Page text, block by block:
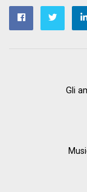
Gli